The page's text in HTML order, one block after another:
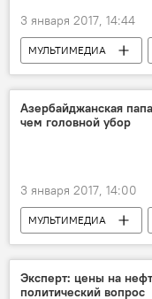
3 января 2017, 14:44
МУЛЬТИМЕДИА
Новости мира
Теракт в ночном клубе в
Азербайджанская
чем головной убор
3 января 2017, 14:00
МУЛЬТИМЕДИА
Азербайджан
Мастера своего дела
Эксперт: цены на
политический вопрос